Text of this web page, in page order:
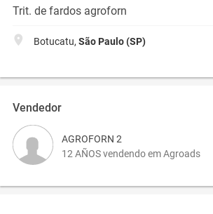
Trit. de fardos agroforn
Botucatu, São Paulo (SP)
Vendedor
AGROFORN 2
12 AÑOS vendendo em Agroads